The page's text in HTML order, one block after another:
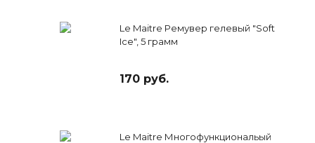
Le Maitre Ремувер гелевый "Soft
Ice", 5 грамм
170 руб.
Le Maitre Многофункциональый